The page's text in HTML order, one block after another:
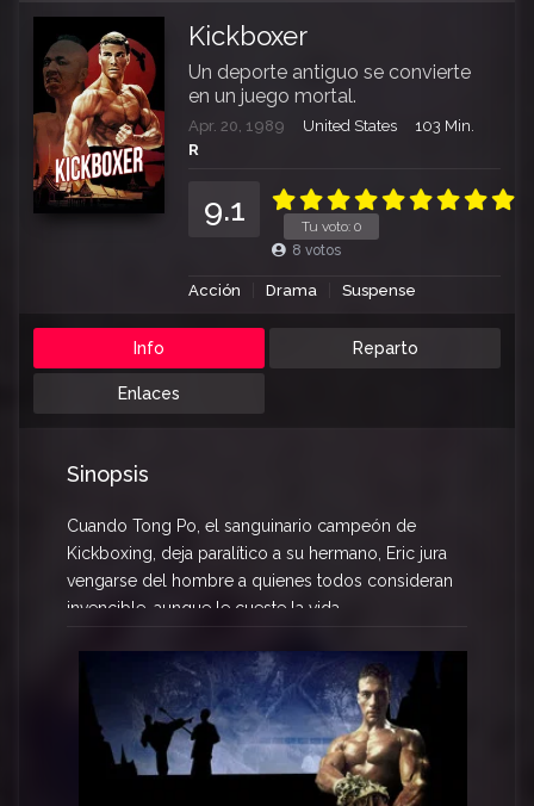
Kickboxer
Un deporte antiguo se convierte
en un juego mortal.
Apr. 20, 1989 United States
103 Min.
R
Tu voto: 0
9.1
8 votos
Acción Drama Suspense
Info Reparto
Enlaces
Sinopsis
Cuando Tong Po, el sanguinario campeón de
Kickboxing, deja paralítico a su hermano, Eric jura
vengarse del hombre a quienes todos consideran
invencible, aunque le cueste la vida.